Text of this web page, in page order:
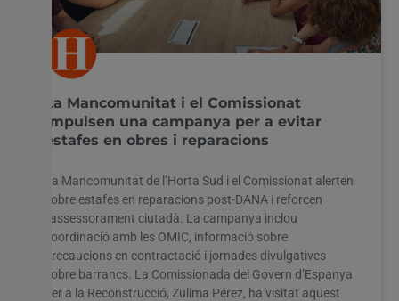
La Mancomunitat i el Comissionat
impulsen una campanya per a evitar
estafes en obres i reparacions
La Mancomunitat de l’Horta Sud i el Comissionat alerten
sobre estafes en reparacions post-DANA i reforcen
l’assessorament ciutadà. La campanya inclou
coordinació amb les OMIC, informació sobre
precaucions en contractació i jornades divulgatives
sobre barrancs. La Comissionada del Govern d’Espanya
per a la Reconstrucció, Zulima Pérez, ha visitat aquest
Utilitzem cookies al nostre lloc web per oferir-vos
l'experiència més rellevant recordant les vostres preferències
i visites repetides. En fer clic a "Acceptar-ho tot", accepteu
l'ús de TOTES les cookies. Tanmateix, podeu visitar
"Configuració de les galetes" per proporcionar un
consentiment controlat.